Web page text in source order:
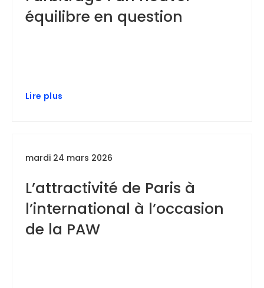
équilibre en question
Lire plus
mardi 24 mars 2026
L’attractivité de Paris à
l’international à l’occasion
de la PAW